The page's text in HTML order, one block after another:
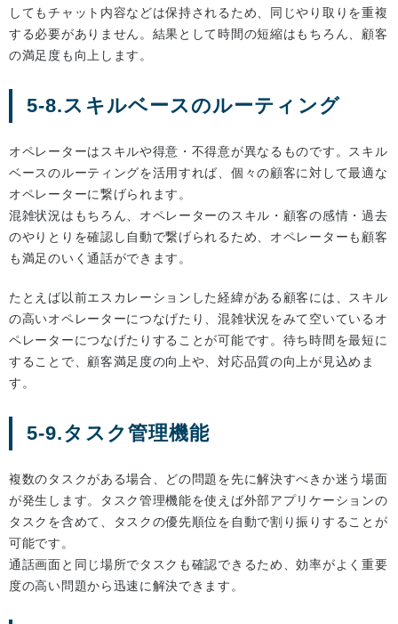
してもチャット内容などは保持されるため、同じやり取りを重複
する必要がありません。結果として時間の短縮はもちろん、顧客
の満足度も向上します。
5-8.スキルベースのルーティング
オペレーターはスキルや得意・不得意が異なるものです。スキル
ベースのルーティングを活用すれば、個々の顧客に対して最適な
オペレーターに繋げられます。
混雑状況はもちろん、オペレーターのスキル・顧客の感情・過去
のやりとりを確認し自動で繋げられるため、オペレーターも顧客
も満足のいく通話ができます。
たとえば以前エスカレーションした経緯がある顧客には、スキル
の高いオペレーターにつなげたり、混雑状況をみて空いているオ
ペレーターにつなげたりすることが可能です。待ち時間を最短に
することで、顧客満足度の向上や、対応品質の向上が見込めま
す。
5-9.タスク管理機能
複数のタスクがある場合、どの問題を先に解決すべきか迷う場面
が発生します。タスク管理機能を使えば外部アプリケーションの
タスクを含めて、タスクの優先順位を自動で割り振りすることが
可能です。
通話画面と同じ場所でタスクも確認できるため、効率がよく重要
度の高い問題から迅速に解決できます。